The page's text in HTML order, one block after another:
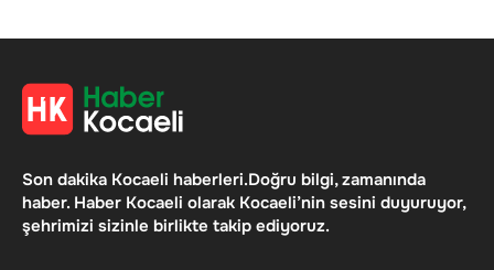
Son dakika Kocaeli haberleri.Doğru bilgi, zamanında
haber. Haber Kocaeli olarak Kocaeli’nin sesini duyuruyor,
şehrimizi sizinle birlikte takip ediyoruz.